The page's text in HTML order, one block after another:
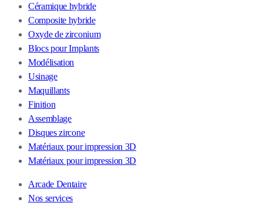
Céramique hybride
Composite hybride
Oxyde de zirconium
Blocs pour Implants
Modélisation
Usinage
Maquillants
Finition
Assemblage
Disques zircone
Matériaux pour impression 3D
Matériaux pour impression 3D
Arcade Dentaire
Nos services